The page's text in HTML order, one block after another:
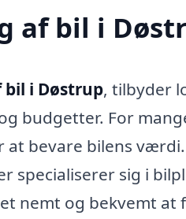
af bil i
i Døstrup, tilbyder
budgetter. For
bevare bilens
specialiserer sig i
nemt og bekvemt at